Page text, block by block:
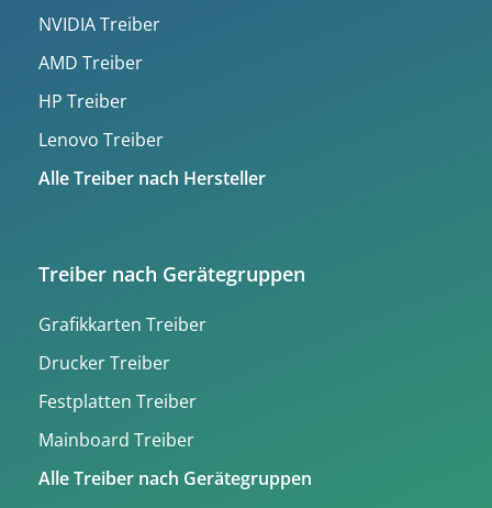
NVIDIA Treiber
AMD Treiber
HP Treiber
Lenovo Treiber
Alle Treiber nach Hersteller
Treiber nach Gerätegruppen
Grafikkarten Treiber
Drucker Treiber
Festplatten Treiber
Mainboard Treiber
Alle Treiber nach Gerätegruppen